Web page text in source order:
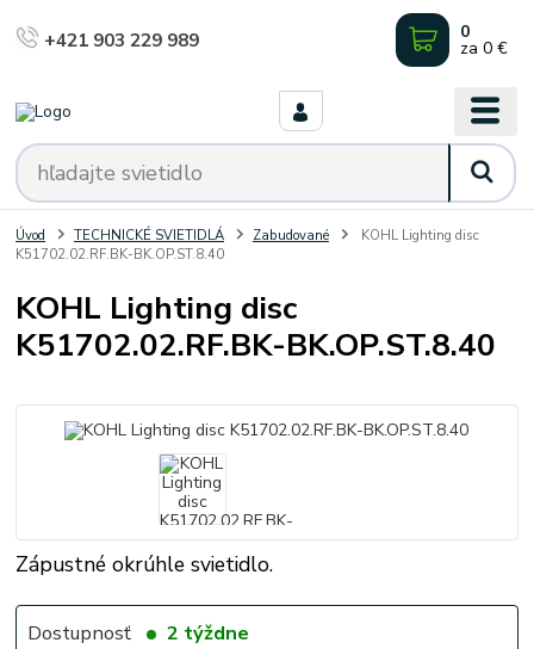
+421 903 229 989 0
za 0 €
Úvod TECHNICKÉ SVIETIDLÁ Zabudované
KOHL Lighting disc
K51702.02.RF.BK-BK.OP.ST.8.40
KOHL Lighting disc
K51702.02.RF.BK-BK.OP.ST.8.40
Zápustné okrúhle svietidlo.
Dostupnosť 2 týždne